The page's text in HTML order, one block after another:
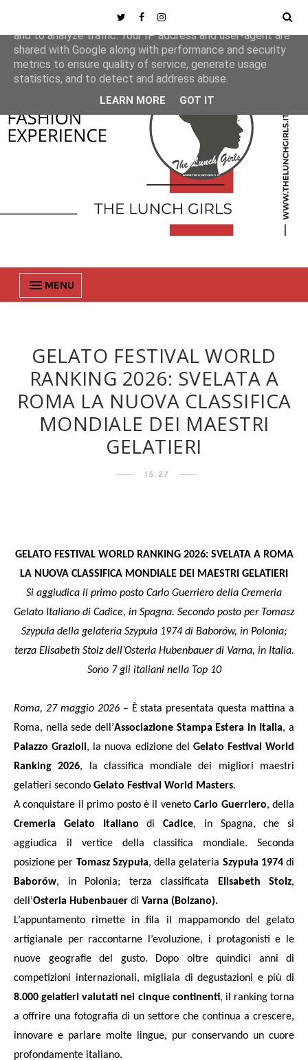
MENU
GELATO FESTIVAL WORLD
RANKING 2026: SVELATA A
ROMA LA NUOVA CLASSIFICA
MONDIALE DEI MAESTRI
GELATIERI
15:27
GELATO FESTIVAL WORLD RANKING 2026: SVELATA A ROMA
LA NUOVA CLASSIFICA MONDIALE DEI MAESTRI GELATIERI
Si aggiudica il primo posto Carlo Guerriero della Cremeria
Gelato Italiano di Cadice, in Spagna. Secondo posto per Tomasz
Szypuła della gelateria Szypuła 1974 di Baborów, in Polonia;
terza Elisabeth Stolz dell’Osteria Hubenbauer di Varna, in Italia.
Sono 7 gli italiani nella Top 10
Roma, 27 maggio 2026– È stata presentata questa mattina a
Roma, nella sede dell’Associazione Stampa Estera in Italia, a
Palazzo Grazioli, la nuova edizione del Gelato Festival World
Ranking 2026, la classifica mondiale dei migliori maestri
gelatieri secondo Gelato Festival World Masters.
A conquistare il primo posto è il venetoCarlo Guerriero, della
Cremeria Gelato Italiano di Cadice, in Spagna, che si
aggiudica il vertice della classifica mondiale. Seconda
posizione per Tomasz Szypuła, della gelateria Szypuła 1974di
Baborów, in Polonia; terza classificata Elisabeth Stolz,
dell’Osteria Hubenbauer di Varna (Bolzano).
L’appuntamento rimette in fila il mappamondo del gelato
artigianale per raccontarne l’evoluzione, i protagonisti e le
nuove geografie del gusto. Dopo oltre quindici anni di
competizioni internazionali, migliaia di degustazioni e più di
8.000 gelatieri valutati nei cinque continenti, il ranking torna
a offrire una fotografia di un settore che continua a crescere,
innovare e parlare molte lingue, pur conservando un cuore
profondamente italiano.
This site uses cookies from Google to deliver its services
and to analyze traffic. Your IP address and user-agent are
shared with Google along with performance and security
metrics to ensure quality of service, generate usage
statistics, and to detect and address abuse.
LEARN MORE GOT IT